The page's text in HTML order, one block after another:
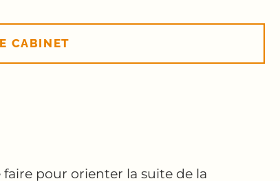
CABINET
pour orienter la suite de la